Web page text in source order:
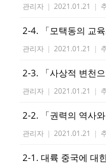
관리자 | 2021.01.21 |
2-4. 「모택동의 교육
관리자 | 2021.01.21 |
2-3. 「사상적 변천
관리자 | 2021.01.21 |
2-2. 「권력의 역사
관리자 | 2021.01.21 |
2-1. 대륙 중국에 대